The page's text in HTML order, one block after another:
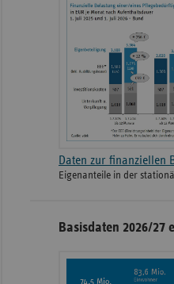
Daten zur finanziellen
Eigenanteile in der
Basisdaten 2026/27